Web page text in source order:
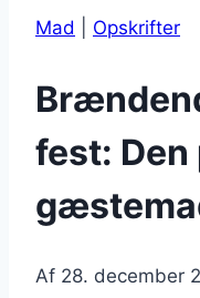
Mad Opskrifter
fest:
Af 28. december